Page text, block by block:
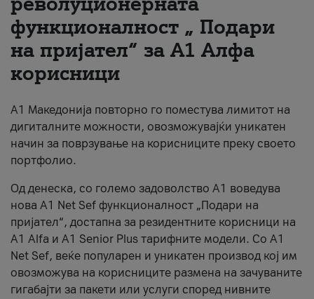
За нас
#ПодобарОнлајн
функционалност „ Подари
на пријател“ за А1 Алфа
корисници
А1 Македонија повторно го поместува лимитот на
дигиталните можности, овозможувајќи уникатен
начин за поврзување на корисниците преку своето
портфолио.
Од денеска, со големо задоволство А1 воведува
нова A1 Net Sef функционалност „Подари на
пријател“, достапна за резидентните корисници на
А1 Alfa и A1 Senior Plus тарифните модели. Со A1
Net Sef, веќе популарен и уникатен производ кој им
овозможува на корисниците размена на зачуваните
гигабајти за пакети или услуги според нивните